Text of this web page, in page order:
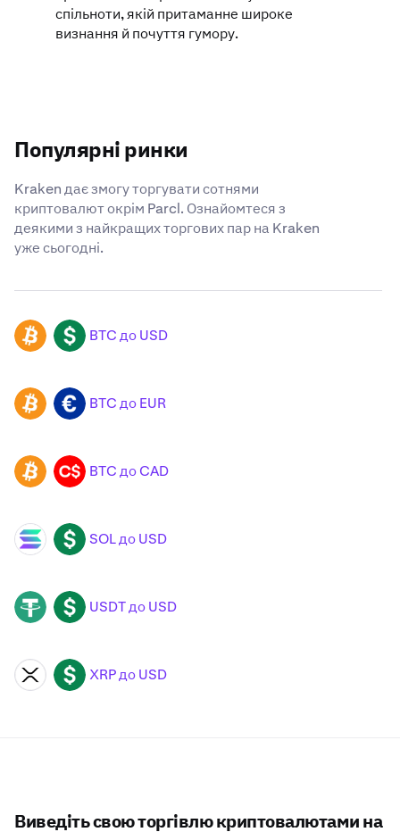
спільноти, якій притаманне широке
визнання й почуття гумору.
Популярні ринки
Kraken дає змогу торгувати сотнями
криптовалют окрім Parcl. Ознайомтеся з
деякими з найкращих торгових пар на Kraken
уже сьогодні.
BTC USD BTC до USD
BTC EUR BTC до EUR
BTC CAD BTC до CAD
SOL USD SOL до USD
USDT USD USDT до USD
XRP USD XRP до USD
Виведіть свою торгівлю криптовалютами на